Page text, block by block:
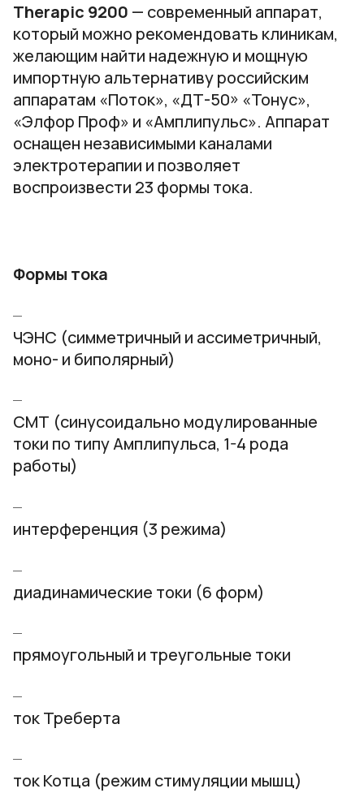
Therapic 9200 — современный аппарат,
который можно рекомендовать клиникам,
желающим найти надежную и мощную
импортную альтернативу российским
аппаратам «Поток», «ДТ-50» «Тонус»,
«Элфор Проф» и «Амплипульс». Аппарат
оснащен независимыми каналами
электротерапии и позволяет
воспроизвести 23 формы тока.
Формы тока
ЧЭНС (симметричный и ассиметричный,
моно- и биполярный)
СМТ (синусоидально модулированные
токи по типу Амплипульса, 1-4 рода
работы)
интерференция (3 режима)
диадинамические токи (6 форм)
прямоугольный и треугольные токи
ток Треберта
ток Котца (режим стимуляции мышц)